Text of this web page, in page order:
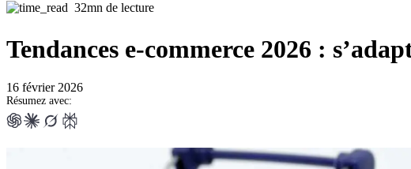
32mn de lecture
Tendances e-commerce 2026 :
16 février 2026
Résumez avec: